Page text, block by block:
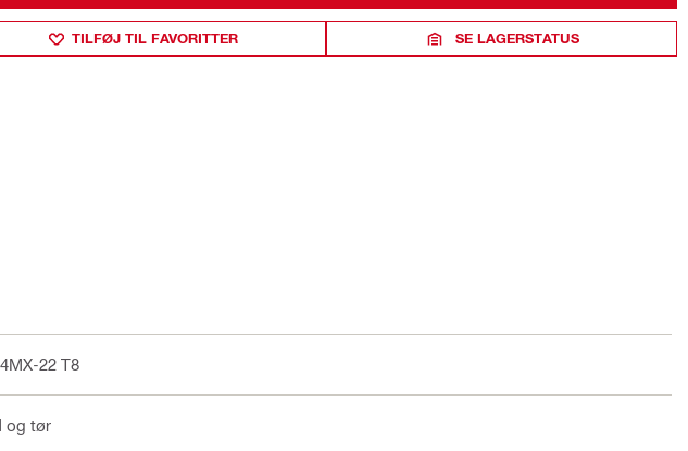
TILFØJ TIL FAVORITTER SE LAGERSTATUS
4MX-22 T8
og tør